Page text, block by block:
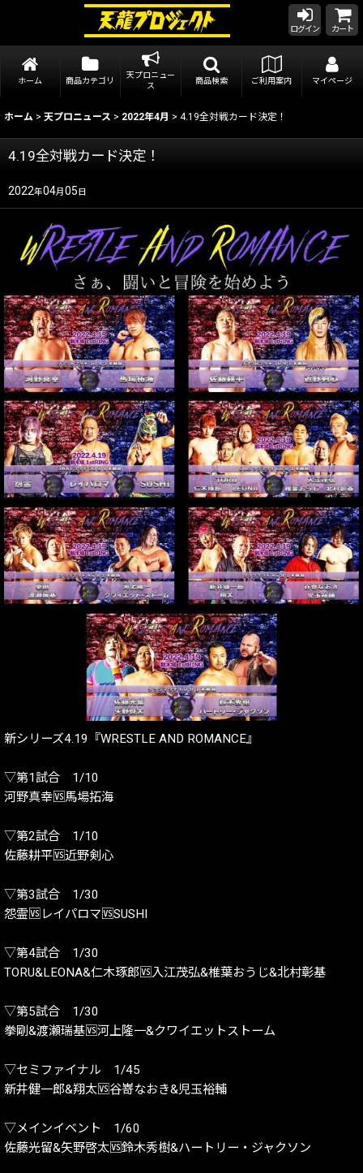
ログイン カート
ホーム 商品カテゴリ
天プロニュー
ス
商品検索 ご利用案内 マイページ
ホーム > 天プロニュース > 2022年4月 > 4.19全対戦カード決定！
4.19全対戦カード決定！
2022年04月 05 日
新シリーズ4.19『WRESTLE AND ROMANCE』
▽第1試合 1/10
河野真幸🆚馬場拓海
▽第2試合 1/10
佐藤耕平🆚近野剣心
▽第3試合 1/30
怨霊🆚レイパロマ🆚SUSHI
▽第4試合 1/30
TORU&LEONA&仁木琢郎🆚入江茂弘&椎葉おうじ&北村彰基
▽第5試合 1/30
拳剛&渡瀬瑞基🆚河上隆一&クワイエットストーム
▽セミファイナル 1/45
新井健一郎&翔太🆚谷嵜なおき&児玉裕輔
▽メインイベント 1/60
佐藤光留&矢野啓太🆚鈴木秀樹&ハートリー・ジャクソン